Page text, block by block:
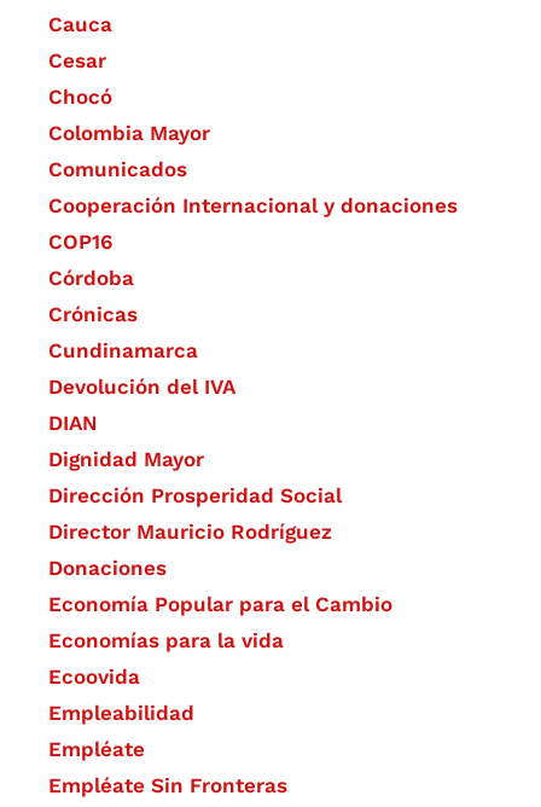
Cauca
Cesar
Chocó
Colombia Mayor
Comunicados
Cooperación Internacional y donaciones
COP16
Córdoba
Crónicas
Cundinamarca
Devolución del IVA
DIAN
Dignidad Mayor
Dirección Prosperidad Social
Director Mauricio Rodríguez
Donaciones
Economía Popular para el Cambio
Economías para la vida
Ecoovida
Empleabilidad
Empléate
Empléate Sin Fronteras